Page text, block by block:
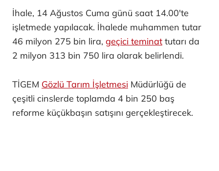
İhale, 14 Ağustos Cuma günü saat 14.00'te
işletmede yapılacak. İhalede muhammen tutar
46 milyon 275 bin lira, geçici teminat tutarı da
2 milyon 313 bin 750 lira olarak belirlendi.
TİGEM Gözlü Tarım İşletmesi Müdürlüğü de
çeşitli cinslerde toplamda 4 bin 250 baş
reforme küçükbaşın satışını gerçekleştirecek.